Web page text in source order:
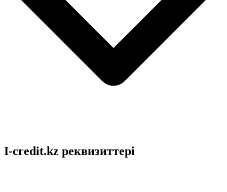
I-credit.kz реквизиттері